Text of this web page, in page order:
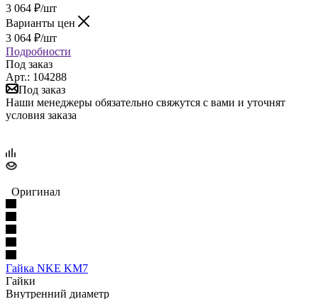
3 064 ₽/шт
Варианты цен
3 064 ₽/шт
Подробности
Под заказ
Арт.: 104288
Под заказ
Наши менеджеры обязательно свяжутся с вами и уточнят
условия заказа
Оригинал
Гайка NKE KM7
Гайки
Внутренний диаметр